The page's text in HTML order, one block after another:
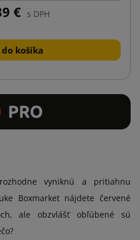
€ s DPH
košíka
vyniknú a pritiahnu
Boxmarket nájdete červené
ale obzvlášť obľúbené sú